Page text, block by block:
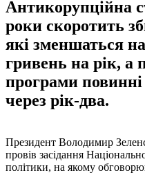
Антикорупційна
роки скоротить
які зменшаться
гривень на рік, а
програми повинні
через рік-два.
Президент Володимир
провів засідання
політики, на якому